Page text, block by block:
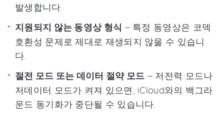
발생합니다.
지원되지 않는 동영상 형식 – 특정 동영상은 코덱
호환성 문제로 제대로 재생되지 않을 수 있습니
다.
절전 모드 또는 데이터 절약 모드 – 저전력 모드나
저데이터 모드가 켜져 있으면, iCloud와의 백그라
운드 동기화가 중단될 수 있습니다.